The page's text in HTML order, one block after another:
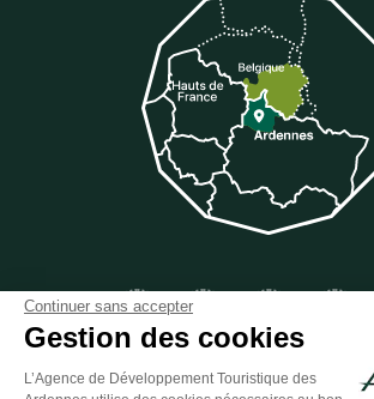
Suivez-nous sur Facebook
Continuer sans accepter
Gestion des cookies
L’Agence de Développement Touristique des